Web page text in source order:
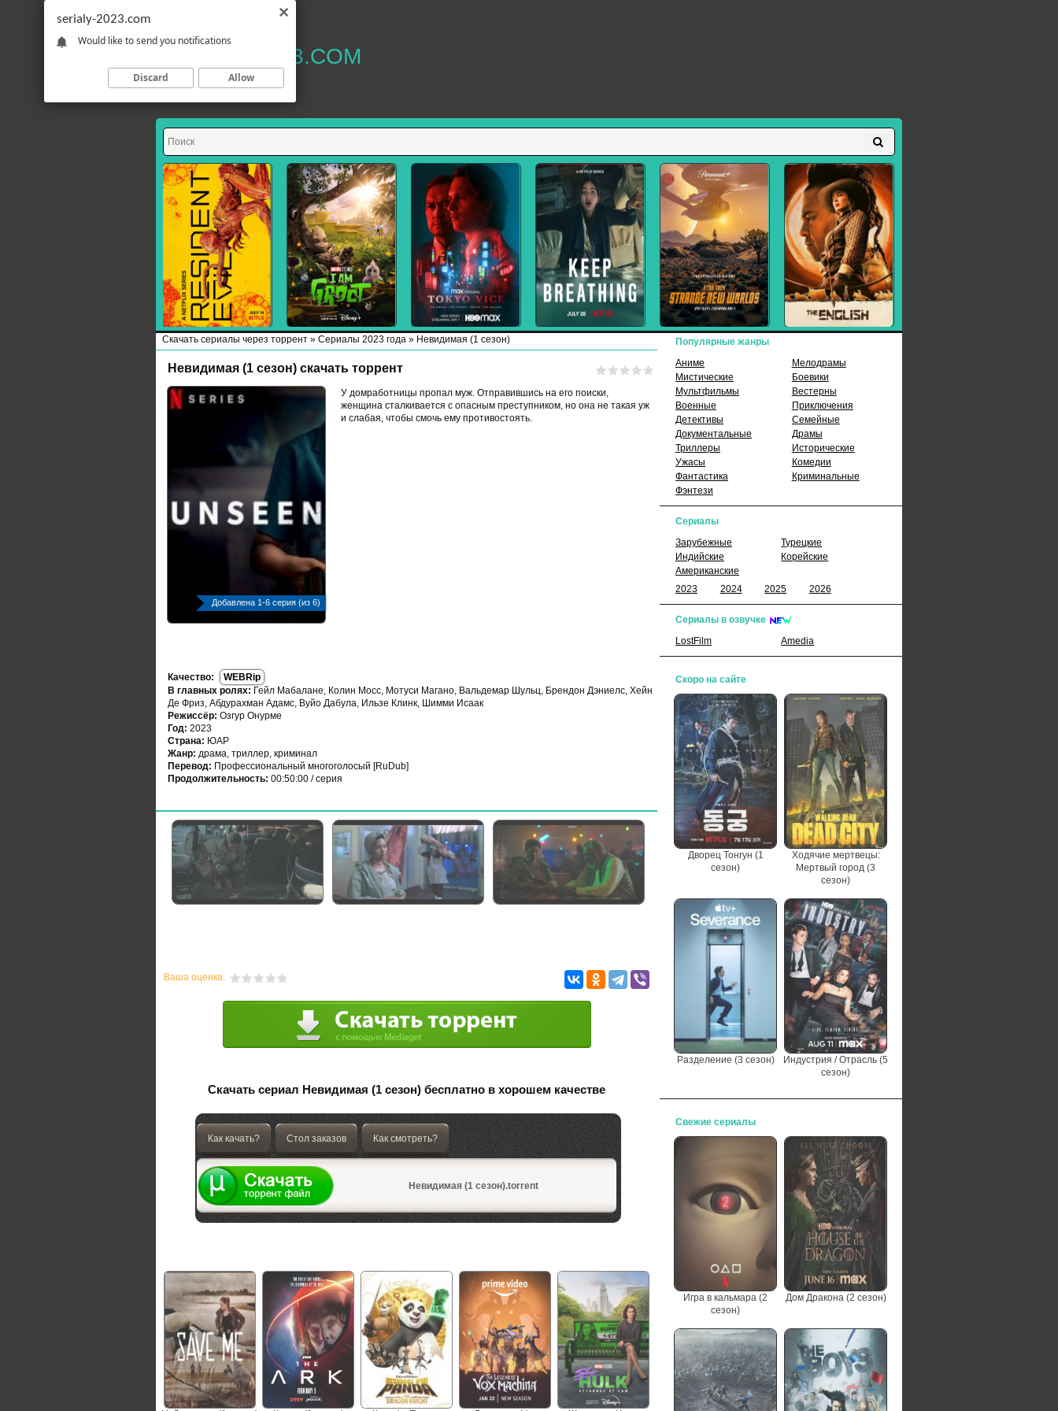
SERIALY-2023.COM
Скачать сериалы через торрент » Сериалы 2023 года » Невидимая (1 сезон)
Невидимая (1 сезон) скачать торрент
Добавлена 1-6 серия (из 6)
У домработницы пропал муж. Отправившись на его поиски,
женщина сталкивается с опасным преступником, но она не такая уж
и слабая, чтобы смочь ему противостоять.
Качество:
WEBRip
В главных ролях: Гейл Мабалане, Колин Мосс, Мотуси Магано, Вальдемар Шульц, Брендон Дэниелс, Хейн
Де Фриз, Абдурахман Адамс, Вуйо Дабула, Ильзе Клинк, Шимми Исаак
Режиссёр: Озгур Онурме
Год: 2023
Страна: ЮАР
Жанр: драма, триллер, криминал
Перевод: Профессиональный многоголосый [RuDub]
Продолжительность: 00:50:00 / серия
Ваша оценка:
Скачать сериал Невидимая (1 сезон) бесплатно в хорошем качестве
Как качать? Стол заказов Как смотреть?
Невидимая (1 сезон).torrent
Популярные жанры
Аниме
Мелодрамы
Мистические
Боевики
Мультфильмы
Вестерны
Военные
Приключения
Детективы
Семейные
Документальные
Драмы
Триллеры
Исторические
Ужасы
Комедии
Фантастика
Криминальные
Фэнтези
Сериалы
Зарубежные
Турецкие
Индийские
Корейские
Американские
2023
2024 2025 2026
Сериалы в озвучке
LostFilm
Amedia
Скоро на сайте
Дворец Тонгун (1
сезон)
Ходячие мертвецы:
Мертвый город (3
сезон)
Разделение (3 сезон)
Индустрия / Отрасль (5
сезон)
Свежие сериалы
Игра в кальмара (2
сезон)
Дом Дракона (2 сезон)
serialy-2023.com
Would like to send you notifications
Discard Allow